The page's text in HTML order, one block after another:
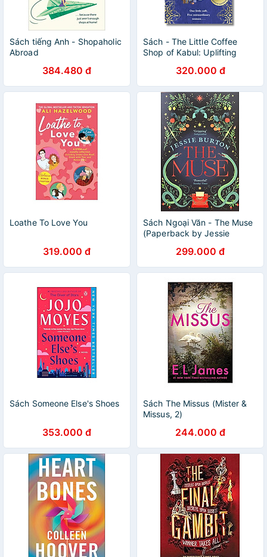
Sách tiếng Anh - Shopaholic
Abroad
384.480 đ
Sách - The Little Coffee
Shop of Kabul: Uplifting
Deborah Rodriguez
320.000 đ
Loathe To Love You
319.000 đ
Sách Ngoại Văn - The Muse
(Paperback by Jessie
299.000 đ
Sách Someone Else's Shoes
353.000 đ
Sách The Missus (Mister &
Missus, 2)
244.000 đ